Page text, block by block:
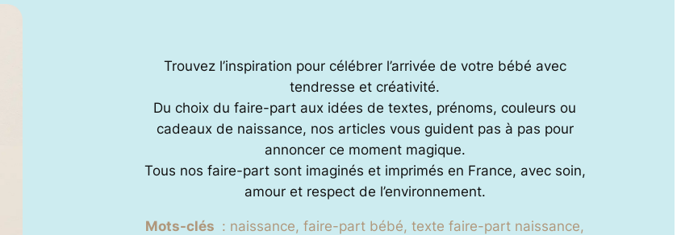
Trouvez l’inspiration pour célébrer l’arrivée de votre bébé avec
tendresse et créativité.
Du choix du faire-part aux idées de textes, prénoms, couleurs ou
cadeaux de naissance, nos articles vous guident pas à pas pour
annoncer ce moment magique.
Tous nos faire-part sont imaginés et imprimés en France, avec soin,
amour et respect de l’environnement.
Mots-clés : naissance, faire-part bébé, texte faire-part naissance,